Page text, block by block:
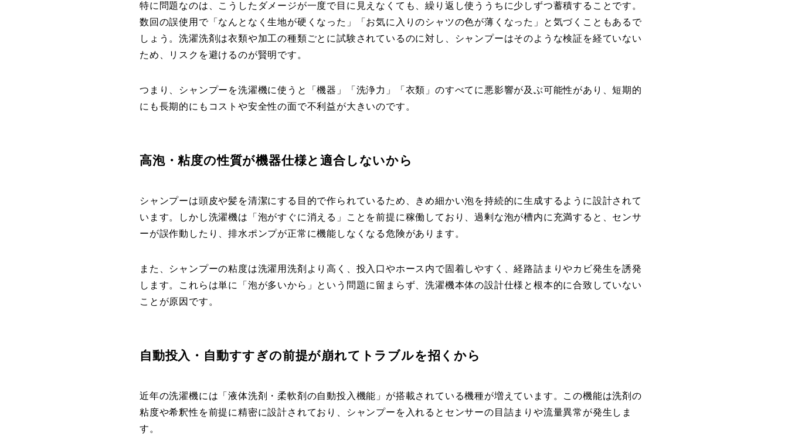
特に問題なのは、こうしたダメージが一度で目に見えなくても、繰り返し使ううちに少しずつ蓄積することです。
数回の誤使用で「なんとなく生地が硬くなった」「お気に入りのシャツの色が薄くなった」と気づくこともあるで
しょう。洗濯洗剤は衣類や加工の種類ごとに試験されているのに対し、シャンプーはそのような検証を経ていない
ため、リスクを避けるのが賢明です。
つまり、シャンプーを洗濯機に使うと「機器」「洗浄力」「衣類」のすべてに悪影響が及ぶ可能性があり、短期的
にも長期的にもコストや安全性の面で不利益が大きいのです。
高泡・粘度の性質が機器仕様と適合しないから
シャンプーは頭皮や髪を清潔にする目的で作られているため、きめ細かい泡を持続的に生成するように設計されて
います。しかし洗濯機は「泡がすぐに消える」ことを前提に稼働しており、過剰な泡が槽内に充満すると、センサ
ーが誤作動したり、排水ポンプが正常に機能しなくなる危険があります。
また、シャンプーの粘度は洗濯用洗剤より高く、投入口やホース内で固着しやすく、経路詰まりやカビ発生を誘発
します。これらは単に「泡が多いから」という問題に留まらず、洗濯機本体の設計仕様と根本的に合致していない
ことが原因です。
自動投入・自動すすぎの前提が崩れてトラブルを招くから
近年の洗濯機には「液体洗剤・柔軟剤の自動投入機能」が搭載されている機種が増えています。この機能は洗剤の
粘度や希釈性を前提に精密に設計されており、シャンプーを入れるとセンサーの目詰まりや流量異常が発生しま
す。